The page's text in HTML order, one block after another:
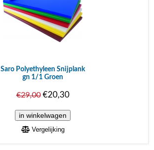
Saro Polyethyleen Snijplank
gn 1/1 Groen
€29,00€20,30
Vergelijking